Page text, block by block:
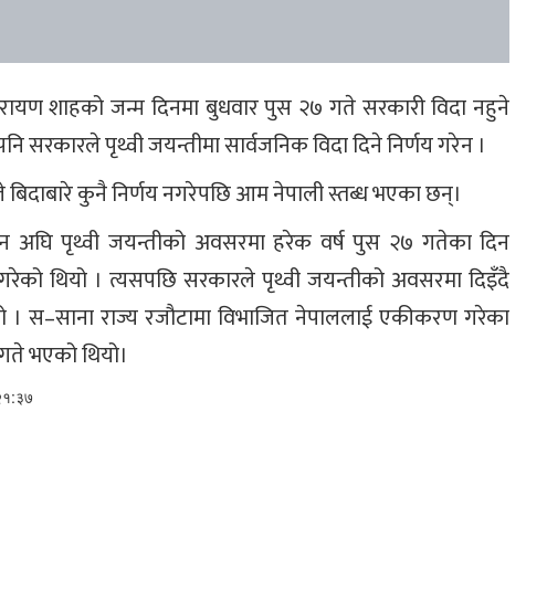
शाहको जन्म दिनमा बुधवार पुस २७ गते सरकारी विदा नहुने
पृथ्वी जयन्तीमा सार्वजनिक विदा दिने निर्णय गरेन ।
कुनै निर्णय नगरेपछि आम नेपाली स्तब्ध भएका छन्।
अघि पृथ्वी जयन्तीको अवसरमा हरेक वर्ष पुस २७ गतेका दिन
थियो । त्यसपछि सरकारले पृथ्वी जयन्तीको अवसरमा दिइँदै
स–साना राज्य रजौटामा विभाजित नेपाललाई एकीकरण गरेका
भएको थियो।